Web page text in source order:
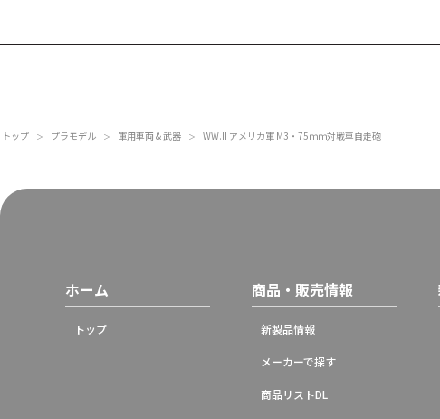
トップ ＞ プラモデル ＞ 軍用車両 & 武器 ＞ WW.II アメリカ軍 M3・75ｍｍ対戦車自走砲
ホーム
トップ
商品・販売情報
新製品情報
メーカーで探す
商品リストDL